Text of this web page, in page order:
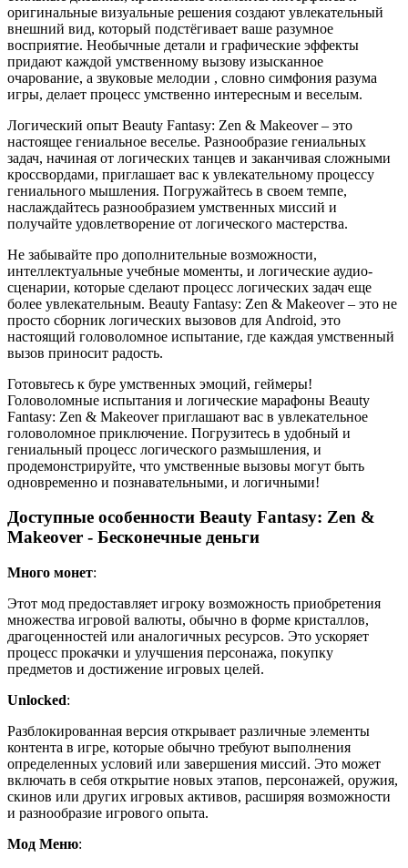
оригинальные визуальные решения создают увлекательный
внешний вид, который подстёгивает ваше разумное
восприятие. Необычные детали и графические эффекты
придают каждой умственному вызову изысканное
очарование, а звуковые мелодии , словно симфония разума
игры, делает процесс умственно интересным и веселым.
Логический опыт Beauty Fantasy: Zen & Makeover – это
настоящее гениальное веселье. Разнообразие гениальных
задач, начиная от логических танцев и заканчивая сложными
кроссвордами, приглашает вас к увлекательному процессу
гениального мышления. Погружайтесь в своем темпе,
наслаждайтесь разнообразием умственных миссий и
получайте удовлетворение от логического мастерства.
Не забывайте про дополнительные возможности,
интеллектуальные учебные моменты, и логические аудио-
сценарии, которые сделают процесс логических задач еще
более увлекательным. Beauty Fantasy: Zen & Makeover – это не
просто сборник логических вызовов для Android, это
настоящий головоломное испытание, где каждая умственный
вызов приносит радость.
Готовьтесь к буре умственных эмоций, геймеры!
Головоломные испытания и логические марафоны Beauty
Fantasy: Zen & Makeover приглашают вас в увлекательное
головоломное приключение. Погрузитесь в удобный и
гениальный процесс логического размышления, и
продемонстрируйте, что умственные вызовы могут быть
одновременно и познавательными, и логичными!
Доступные особенности Beauty Fantasy: Zen &
Makeover - Бесконечные деньги
Много монет:
Этот мод предоставляет игроку возможность приобретения
множества игровой валюты, обычно в форме кристаллов,
драгоценностей или аналогичных ресурсов. Это ускоряет
процесс прокачки и улучшения персонажа, покупку
предметов и достижение игровых целей.
Unlocked:
Разблокированная версия открывает различные элементы
контента в игре, которые обычно требуют выполнения
определенных условий или завершения миссий. Это может
включать в себя открытие новых этапов, персонажей, оружия,
скинов или других игровых активов, расширяя возможности
и разнообразие игрового опыта.
Мод Меню: